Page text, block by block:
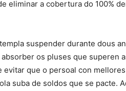
eliminar a cobertura do 100%
suspender durante dous
os pluses que superen
que o persoal con
suba de soldos que se pacte.